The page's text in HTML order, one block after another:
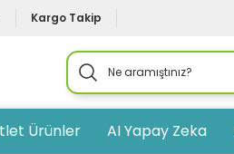
Kargo Takip
Ürünler AI Yapay Zeka